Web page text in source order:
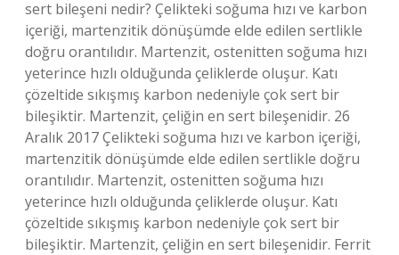
sert bileşeni nedir? Çelikteki soğuma hızı ve karbon
içeriği, martenzitik dönüşümde elde edilen sertlikle
doğru orantılıdır. Martenzit, ostenitten soğuma hızı
yeterince hızlı olduğunda çeliklerde oluşur. Katı
çözeltide sıkışmış karbon nedeniyle çok sert bir
bileşiktir. Martenzit, çeliğin en sert bileşenidir. 26
Aralık 2017 Çelikteki soğuma hızı ve karbon içeriği,
martenzitik dönüşümde elde edilen sertlikle doğru
orantılıdır. Martenzit, ostenitten soğuma hızı
yeterince hızlı olduğunda çeliklerde oluşur. Katı
çözeltide sıkışmış karbon nedeniyle çok sert bir
bileşiktir. Martenzit, çeliğin en sert bileşenidir. Ferrit